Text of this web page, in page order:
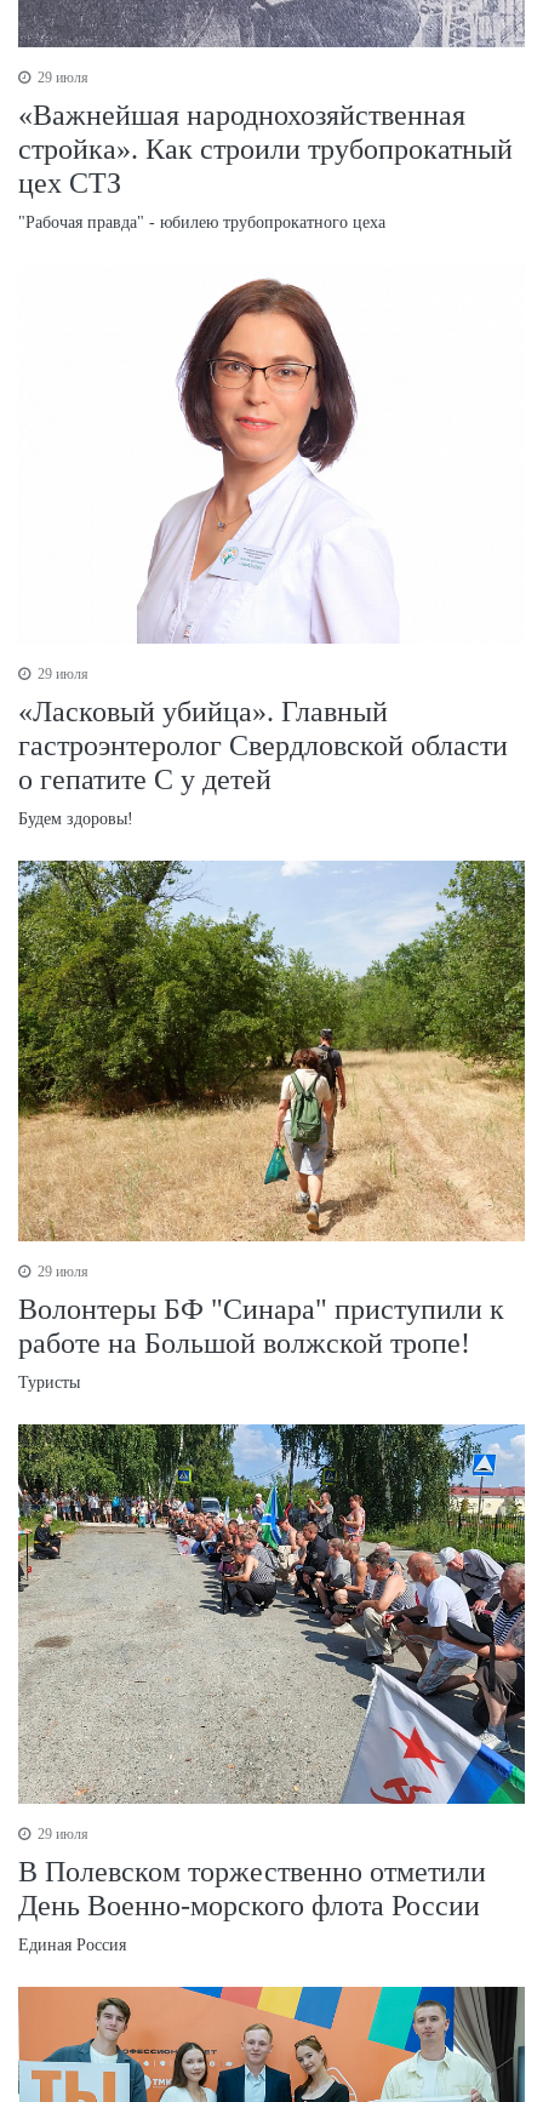
29 июля
«Важнейшая народнохозяйственная
стройка». Как строили трубопрокатный
цех СТЗ
"Рабочая правда" - юбилею трубопрокатного цеха
29 июля
«Ласковый убийца». Главный
гастроэнтеролог Свердловской области
о гепатите С у детей
Будем здоровы!
29 июля
Волонтеры БФ "Синара" приступили к
работе на Большой волжской тропе!
Туристы
29 июля
В Полевском торжественно отметили
День Военно‑морского флота России
Единая Россия